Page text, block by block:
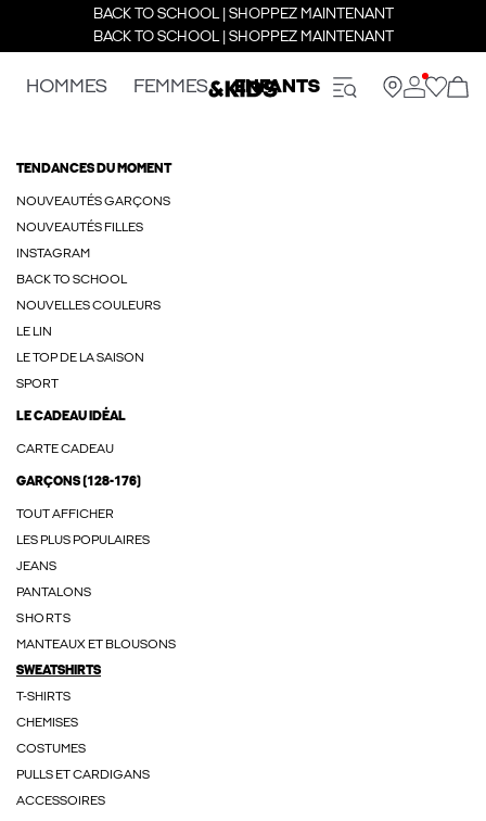
BACK TO SCHOOL | SHOPPEZ MAINTENANT
BACK TO SCHOOL | SHOPPEZ MAINTENANT
HOMMES FEMMES ENFANTS
TENDANCES DU MOMENT
NOUVEAUTÉS GARÇONS
NOUVEAUTÉS FILLES
INSTAGRAM
BACK TO SCHOOL
NOUVELLES COULEURS
LE LIN
LE TOP DE LA SAISON
SPORT
LE CADEAU IDÉAL
CARTE CADEAU
GARÇONS (128-176)
TOUT AFFICHER
LES PLUS POPULAIRES
JEANS
PANTALONS
SHORTS
MANTEAUX ET BLOUSONS
SWEATSHIRTS
T-SHIRTS
CHEMISES
COSTUMES
PULLS ET CARDIGANS
ACCESSOIRES